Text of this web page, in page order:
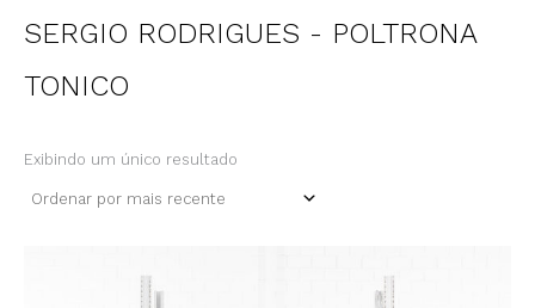
SERGIO RODRIGUES - POLTRONA
TONICO
Exibindo um único resultado